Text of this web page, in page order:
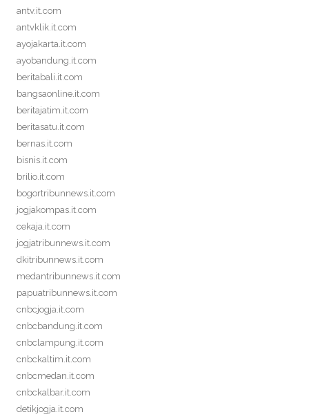
antv.it.com
antvklik.it.com
ayojakarta.it.com
ayobandung.it.com
beritabali.it.com
bangsaonline.it.com
beritajatim.it.com
beritasatu.it.com
bernas.it.com
bisnis.it.com
brilio.it.com
bogortribunnews.it.com
jogjakompas.it.com
cekaja.it.com
jogjatribunnews.it.com
dkitribunnews.it.com
medantribunnews.it.com
papuatribunnews.it.com
cnbcjogja.it.com
cnbcbandung.it.com
cnbclampung.it.com
cnbckaltim.it.com
cnbcmedan.it.com
cnbckalbar.it.com
detikjogja.it.com